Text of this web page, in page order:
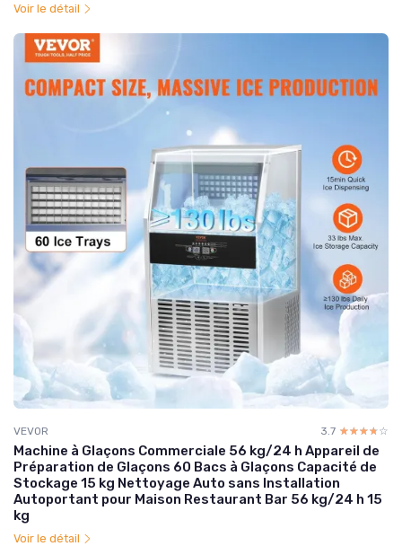
Voir le détail
VEVOR 3.7 ☆☆☆☆☆
★★★★★
Machine à Glaçons Commerciale 56 kg/24 h Appareil de
Préparation de Glaçons 60 Bacs à Glaçons Capacité de
Stockage 15 kg Nettoyage Auto sans Installation
Autoportant pour Maison Restaurant Bar 56 kg/24 h 15
kg
Voir le détail